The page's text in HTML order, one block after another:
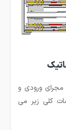
ورودی و
کلی زیر می